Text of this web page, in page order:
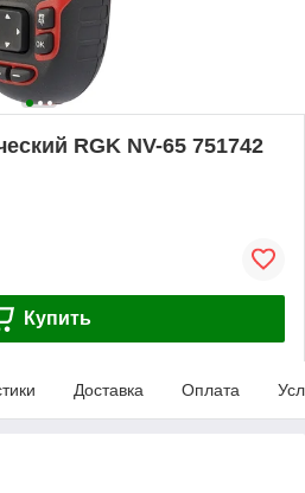
RGK NV-65 751742
Купить
Доставка Оплата